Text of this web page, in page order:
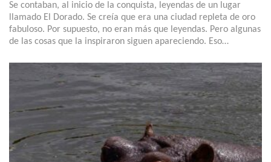
Se contaban, al inicio de la conquista, leyendas de un lugar
llamado El Dorado. Se creía que era una ciudad repleta de oro
fabuloso. Por supuesto, no eran más que leyendas. Pero algunas
de las cosas que la inspiraron siguen apareciendo. Eso…